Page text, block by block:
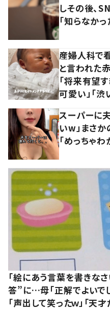
しその後、
「知らなかっ
産婦人科で
と言われた
「将来有望
可愛い」「渋
スーパーに
いw」まさか
「めっちゃ
「絵にあう言葉を書きな
答”に…母「正解でよいで
「声出して笑ったｗ」「天